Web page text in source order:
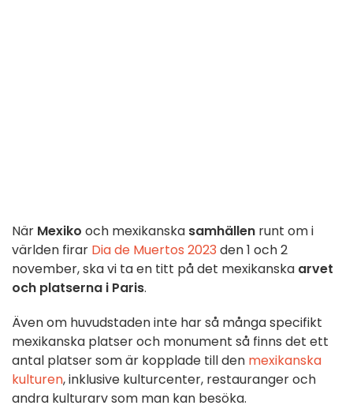
När Mexiko och mexikanska samhällen runt om i
världen firar Dia de Muertos 2023 den 1 och 2
november, ska vi ta en titt på det mexikanska arvet
och platserna i Paris.
Även om huvudstaden inte har så många specifikt
mexikanska platser och monument så finns det ett
antal platser som är kopplade till den mexikanska
kulturen, inklusive kulturcenter, restauranger och
andra kulturarv som man kan besöka.